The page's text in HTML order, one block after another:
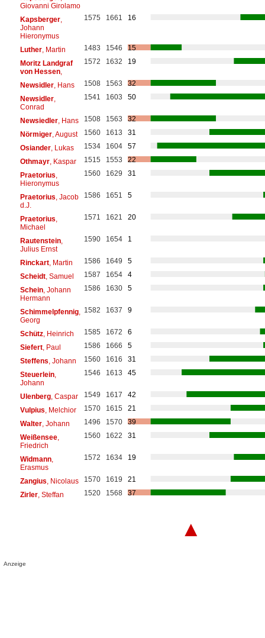
Giovanni Girolamo
Kapsberger,
Johann
Hieronymus
1575 1661 16
Luther, Martin 1483 1546
15
Moritz Landgraf
von Hessen,
1572 1632 19
Newsidler, Hans 1508 1563
32
Newsidler,
Conrad
1541 1603 50
Newsiedler, Hans 1508 1563
32
Nörmiger, August 1560 1613
31
Osiander, Lukas 1534 1604
57
Othmayr, Kaspar 1515 1553
22
Praetorius
Hieronymus
1560 1629 31
Praetorius , Jacob
d.J.
1586 1651 5
Praetorius
Michael
1571 1621 20
Rautenstein,
Julius Ernst
1590 1654 1
Rinckart, Martin 1586 1649
5
Scheidt, Samuel 1587 1654
4
Schein, Johann
Hermann
1586 1630 5
Schimmelpfennig,
Georg
1582 1637 9
Schütz, Heinrich 1585 1672
6
Siefert, Paul 1586 1666
5
Steffens , Johann 1560 1616
31
Steuerlein,
Johann
1546 1613 45
Ulenberg, Caspar 1549 1617
42
Vulpius , Melchior 1570 1615
21
Walter, Johann 1496 1570
39
Weißensee,
Friedrich
1560 1622 31
Widmann,
Erasmus
1572 1634 19
Zangius , Nicolaus 1570 1619
21
Zirler, Steffan 1520 1568 37
▲
Anzeige